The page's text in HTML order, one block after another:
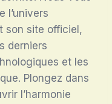
l’univers
son site officiel,
derniers
et les
Plongez dans
l’harmonie